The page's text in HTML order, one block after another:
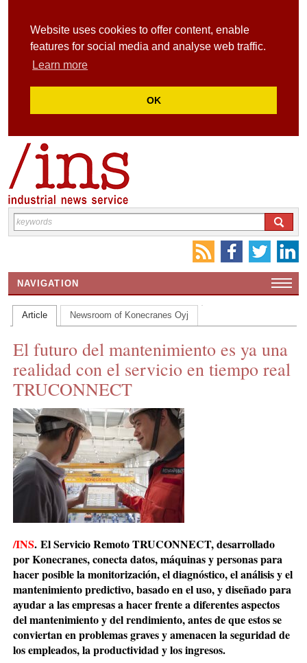
Website uses cookies to offer content, enable
features for social media and analyse web traffic.
Learn more
OK
NAVIGATION
HOME
CONTACT US
INS MAIN WEBSITE
ABOUT US
Article Newsroom of Konecranes Oyj
El futuro del mantenimiento es ya una
realidad con el servicio en tiempo real
TRUCONNECT
/INS. El Servicio Remoto TRUCONNECT, desarrollado
por Konecranes, conecta datos, máquinas y personas para
hacer posible la monitorización, el diagnóstico, el análisis y el
mantenimiento predictivo, basado en el uso, y diseñado para
ayudar a las empresas a hacer frente a diferentes aspectos
del mantenimiento y del rendimiento, antes de que estos se
conviertan en problemas graves y amenacen la seguridad de
los empleados, la productividad y los ingresos.